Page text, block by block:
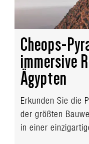
Cheops-
immersive
Ägypten
Erkunden Sie die
der größten
in einer